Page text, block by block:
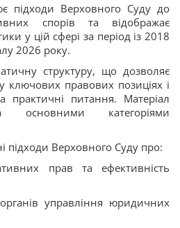
підходи Верховного Суду до
спорів та відображає
у цій сфері за період із 2018
2026 року.
структуру, що дозволяє
ключових правових позиціях і
практичні питання. Матеріал
основними категоріями
підходи Верховного Суду про:
прав та ефективність
управління юридичних